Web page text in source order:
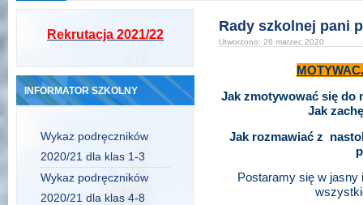
Rekrutacja 2021/22
INFORMATOR SZKOLNY
Wykaz podręczników
2020/21 dla klas 1-3
Wykaz podręczników
2020/21 dla klas 4-8
Rady szkolnej pani
Utworzono: 26 marzec 2020
Jak zmotywować się do
Jak
Jak rozmawiać z
Postaramy się w jasny